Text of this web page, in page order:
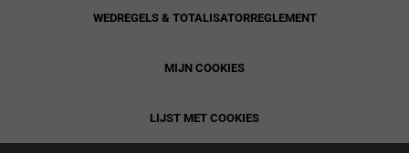
WEDREGELS & TOTALISATORREGLEMENT
MIJN COOKIES
LIJST MET COOKIES